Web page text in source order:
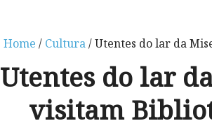
Home / Cultura/ Utentes do lar da
Utentes do lar
visitam